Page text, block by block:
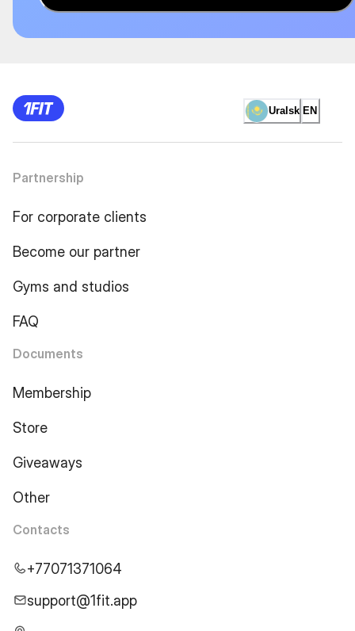
Uralsk EN
Partnership
For corporate clients
Become our partner
Gyms and studios
FAQ
Documents
Membership
Store
Giveaways
Other
Contacts
+77071371064
support@1fit.app